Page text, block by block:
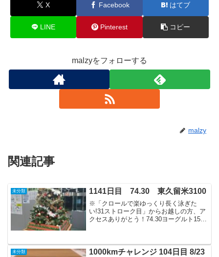
X Facebook はてブ
LINE Pinterest コピー
malzyをフォローする
malzy
関連記事
未分類 1141日目 74.30 東久留米3100
※「クロールで楽ゆっくり長く泳ぎた
い!31ストローク目」からお越しの方、ア
クセスありがとう！74.30ヨーグルト150
未分類
1000kmチャレンジ 104日目 8/23